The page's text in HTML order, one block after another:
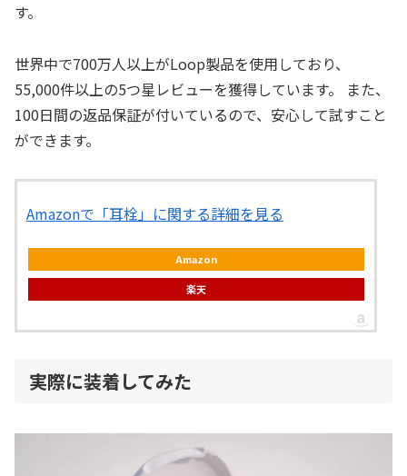
す。
世界中で700万人以上がLoop製品を使用しており、
55,000件以上の5つ星レビューを獲得しています。 また、
100日間の返品保証が付いているので、安心して試すこと
ができます。
Amazonで「耳栓」に関する詳細を見る
Amazon
楽天
実際に装着してみた